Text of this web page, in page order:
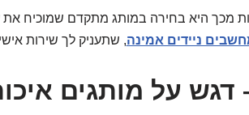
מכך היא בחירה במותג מתקדם שמוכיח את
ניידים אמינה, שתעניק לך שירות